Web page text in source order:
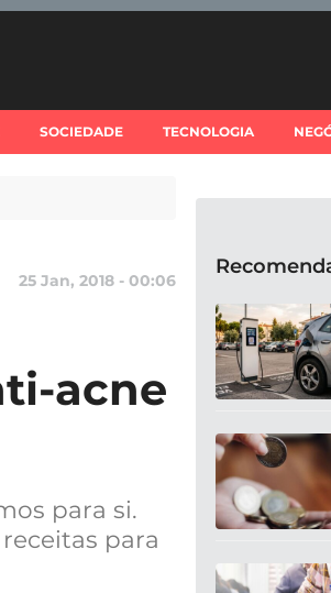
SOCIEDADE TECNOLOGIA
25 Jan, 2018 - 00:06
acne
para si.
para